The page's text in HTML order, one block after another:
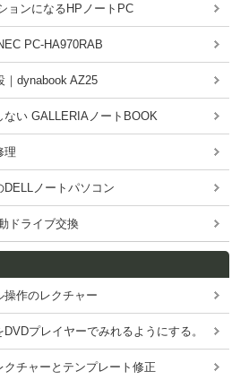
ョンになるHPノートPC
PC-HA970RAB
｜dynabook AZ25
ない GALLERIAノートBOOK
理
ノートパソコン
ドライブ交換
作のレクチャー
プレイヤーでみれるようにする。
チャーとテンプレート修正